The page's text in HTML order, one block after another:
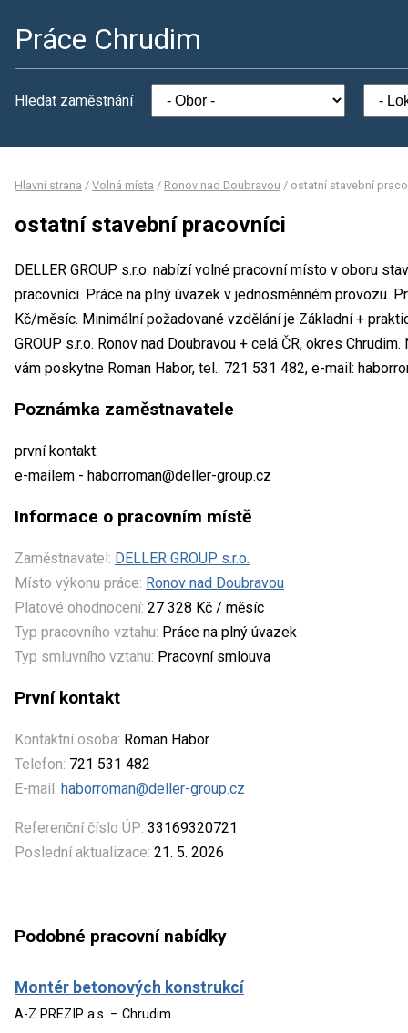
Práce Chrudim
Hledat zaměstnání
Hlavní strana / Volná místa / Ronov nad Doubravou / ostatní stavební
ostatní stavební pracovníci
DELLER GROUP s.r.o. nabízí volné pracovní místo v oboru
pracovníci. Práce na plný úvazek v jednosměnném provozu.
Kč/měsíc. Minimální požadované vzdělání je Základní +
GROUP s.r.o. Ronov nad Doubravou + celá ČR, okres
vám poskytne Roman Habor, tel.: 721 531 482, e-mail:
Poznámka zaměstnavatele
první kontakt:
e-mailem - haborroman@deller-group.cz
Informace o pracovním místě
Zaměstnavatel: DELLER GROUP s.r.o.
Místo výkonu práce: Ronov nad Doubravou
Platové ohodnocení: 27 328 Kč / měsíc
Typ pracovního vztahu: Práce na plný úvazek
Typ smluvního vztahu: Pracovní smlouva
První kontakt
Kontaktní osoba: Roman Habor
Telefon: 721 531 482
E-mail: haborroman@deller-group.cz
Referenční číslo ÚP: 33169320721
Poslední aktualizace: 21. 5. 2026
Podobné pracovní nabídky
Montér betonových konstrukcí
A-Z PREZIP a.s. – Chrudim